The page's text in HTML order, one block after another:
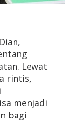
Lewat
rintis,
menjadi
bagi